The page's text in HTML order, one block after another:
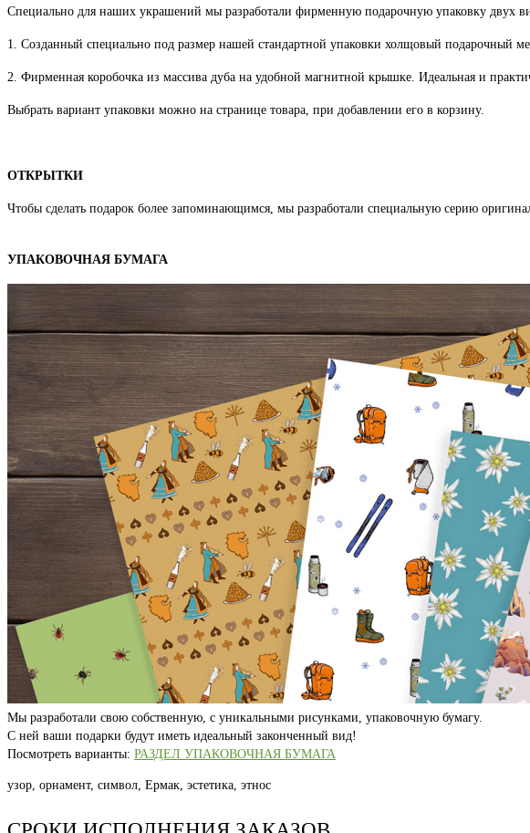
Специально для наших украшений мы разработали фирменную подарочную упаковку двух
1. Созданный специально под размер нашей стандартной упаковки холщовый
2. Фирменная коробочка из массива дуба на удобной магнитной крышке. Идеальная и
Выбрать вариант упаковки можно на странице товара, при добавлении его в корзину.
ОТКРЫТКИ
Чтобы сделать подарок более запоминающимся, мы разработали специальную серию
УПАКОВОЧНАЯ БУМАГА
Мы разработали свою собственную, с уникальными рисунками, упаковочную бумагу.
С ней ваши подарки будут иметь идеальный законченный вид!
Посмотреть варианты: РАЗДЕЛ УПАКОВОЧНАЯ БУМАГА
узор, орнамент, символ, Ермак, эстетика, этнос